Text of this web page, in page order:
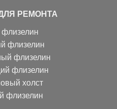
РЕМОНТА
флизелин
флизелин
флизелин
флизелин
холст
флизелин